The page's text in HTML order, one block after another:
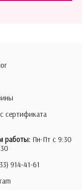
сертификата
работы: Пн-Пт с 9:30
914-41-61